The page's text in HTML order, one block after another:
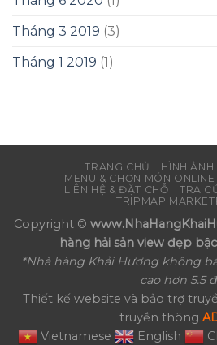
Tháng 3 2019 (3)
Tháng 1 2019 (1)
TRANG CHỦ
HÌNH ẢNH
MENU & CHỌN MÓN ONLINE
LIÊN HỆ & ĐẶT CHỖ
TRA
TRIPMAP
Copyright ©
hàng hải sản view đẹp
*Nhà hàng Khải Hương không
cao hơn 5.5
Thiết kế website và bảo trợ
truyền thông
Vietnamese
English